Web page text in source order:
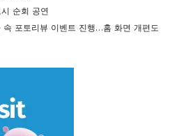
순회 공연
속 포토리뷰 이벤트 진행…홈 화면 개편도